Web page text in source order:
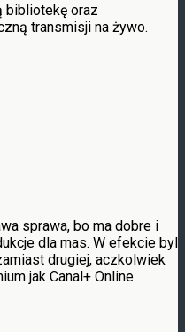
bibliotekę oraz
transmisji na żywo.
sprawa, bo ma dobre i
dla mas. W efekcie byl
drugiej, aczkolwiek
jak Canal+ Online